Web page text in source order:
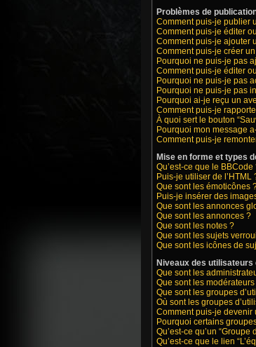
Problèmes de
Comment puis-je publier
Comment puis-je éditer
Comment puis-je ajouter
Comment puis-je créer
Pourquoi ne puis-je pas
Comment puis-je éditer
Pourquoi ne puis-je pas
Pourquoi ne puis-je pas
Pourquoi ai-je reçu un
Comment puis-je
À quoi sert le bouton
Pourquoi mon message
Comment puis-je
Mise en forme et types
Qu’est-ce que le BBCode
Puis-je utiliser de l’HTML
Que sont les émoticônes
Puis-je insérer des
Que sont les annonces
Que sont les annonces ?
Que sont les notes ?
Que sont les sujets
Que sont les icônes de
Niveaux des utilisateurs
Que sont les
Que sont les modérateurs
Que sont les groupes
Où sont les groupes
Comment puis-je
Pourquoi certains
Qu’est-ce qu’un “Groupe
Qu’est-ce que le lien